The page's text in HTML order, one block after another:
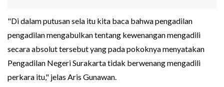
"Di dalam putusan sela itu kita baca bahwa pengadilan
pengadilan mengabulkan tentang kewenangan mengadili
secara absolut tersebut yang pada pokoknya menyatakan
Pengadilan Negeri Surakarta tidak berwenang mengadili
perkara itu," jelas Aris Gunawan.